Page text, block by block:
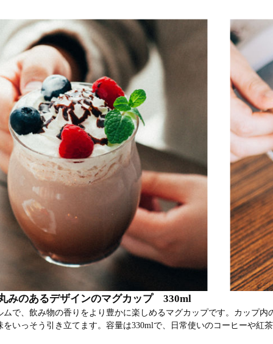
みのあるデザインのマグカップ 330ml
ムで、飲み物の香りをより豊かに楽しめるマグカップです。カップ
をいっそう引き立てます。容量は330mlで、日常使いのコーヒーや紅